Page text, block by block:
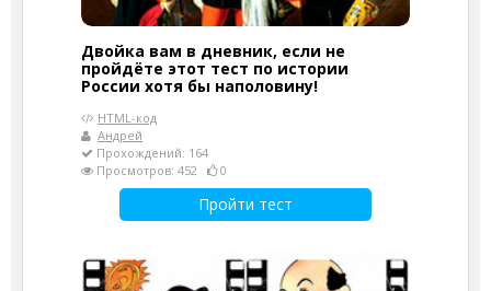
Двойка вам в дневник, если не
пройдёте этот тест по истории
России хотя бы наполовину!
HTML-код
Андрей
Прохождений: 164
Просмотров: 452
0
Пройти тест